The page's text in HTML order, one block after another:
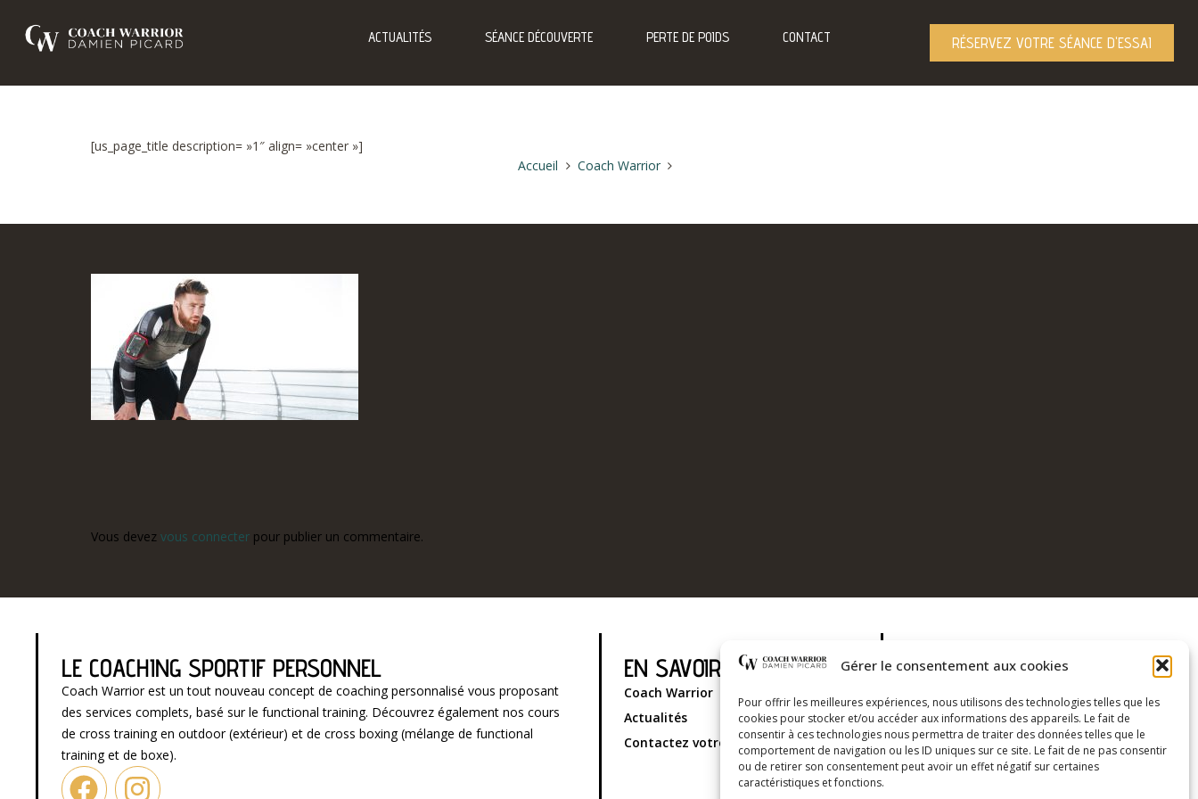
Gérer le consentement aux cookies
Pour offrir les meilleures expériences, nous utilisons des technologies telles que les
cookies pour stocker et/ou accéder aux informations des appareils. Le fait de
consentir à ces technologies nous permettra de traiter des données telles que le
comportement de navigation ou les ID uniques sur ce site. Le fait de ne pas consentir
ou de retirer son consentement peut avoir un effet négatif sur certaines
caractéristiques et fonctions.
ACTUALITÉS SÉANCE DÉCOUVERTE PERTE DE POIDS CONTACT RÉSERVEZ VOTRE SÉANCE D'ESSAI
[us_page_title description= »1″ align= »center »]
Accueil
Coach Warrior
Vous devez vous connecter pour publier un commentaire.
LE COACHING SPORTIF PERSONNEL
Coach Warrior est un tout nouveau concept de coaching personnalisé vous proposant
des services complets, basé sur le functional training. Découvrez également nos cours
de cross training en outdoor (extérieur) et de cross boxing (mélange de functional
training et de boxe).
EN SAVOIR PLUS
Coach Warrior
Actualités
Contactez votre coach sportif
COORDONNÉES
Genève Suisse
+41 79 574 45 53